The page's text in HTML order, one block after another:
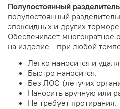
Полупостоянный разделитель
полупостоянный
эпоксидных и других
Обеспечивает многократное
на изделие – при любой
Легко наносится и
Быстро наносится.
Без ЛОС (летучих
Наносить вручную или
Не требует протирания.